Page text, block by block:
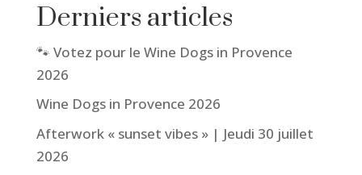
Derniers articles
🐾 Votez pour le Wine Dogs in Provence
2026
Wine Dogs in Provence 2026
Afterwork « sunset vibes » | Jeudi 30 juillet
2026